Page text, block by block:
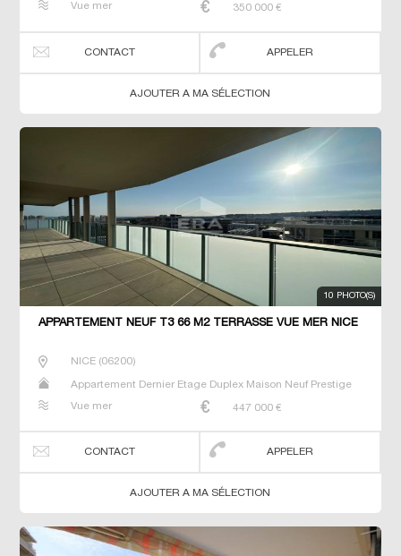
Vue mer
350 000 €
CONTACT APPELER
AJOUTER A MA SÉLECTION
10 PHOTO(S)
APPARTEMENT NEUF T3 66 M2 TERRASSE VUE MER NICE
NICE(06200)
Appartement Dernier Etage Duplex Maison Neuf Prestige
Vue mer
447 000 €
CONTACT APPELER
AJOUTER A MA SÉLECTION